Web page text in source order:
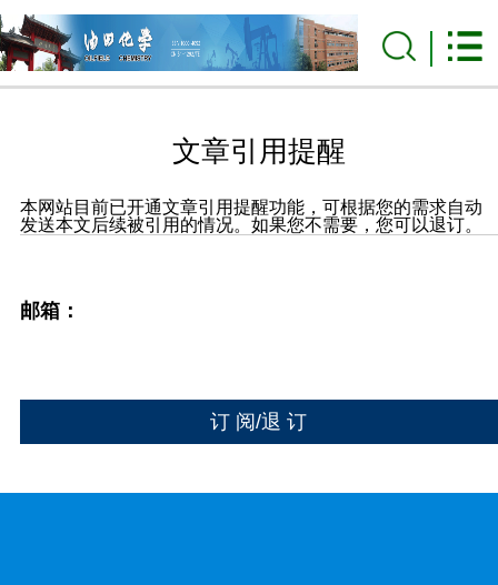
文章引用提醒
本网站目前已开通文章引用提醒功能，可根据您的需求自动
发送本文后续被引用的情况。如果您不需要，您可以退订。
邮箱：